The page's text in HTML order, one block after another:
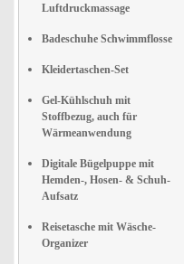
Luftdruckmassage
Badeschuhe Schwimmflosse
Kleidertaschen-Set
Gel-Kühlschuh mit
Stoffbezug, auch für
Wärmeanwendung
Digitale Bügelpuppe mit
Hemden-, Hosen- & Schuh-
Aufsatz
Reisetasche mit Wäsche-
Organizer